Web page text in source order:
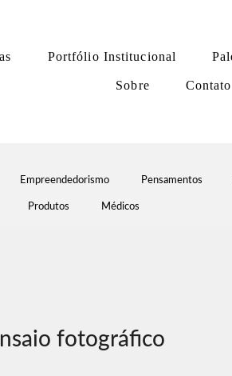
Portfólio Institucional
Sobre Contato
Empreendedorismo Pensamentos
Produtos Médicos
fotográfico